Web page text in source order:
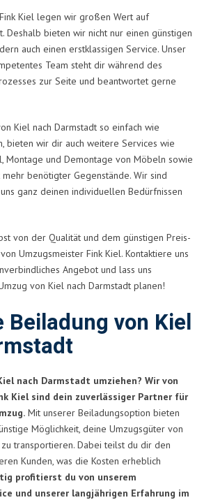
Kiel legen wir großen Wert auf
Deshalb bieten wir nicht nur einen günstigen
auch einen erstklassigen Service. Unser
Team steht dir während des
zur Seite und beantwortet gerne
Kiel nach Darmstadt so einfach wie
bieten wir dir auch weitere Services wie
Montage und Demontage von Möbeln sowie
benötigter Gegenstände. Wir sind
ganz deinen individuellen Bedürfnissen
von der Qualität und dem günstigen Preis-
Umzugsmeister Fink Kiel. Kontaktiere uns
Angebot und lass uns
von Kiel nach Darmstadt planen!
Beiladung von Kiel
nach Darmstadt umziehen? Wir von
Kiel sind dein zuverlässiger Partner für
Mit unserer Beiladungsoption bieten
Möglichkeit, deine Umzugsgüter von
transportieren. Dabei teilst du dir den
Kunden, was die Kosten erheblich
profitierst du von unserem
und unserer langjährigen Erfahrung im